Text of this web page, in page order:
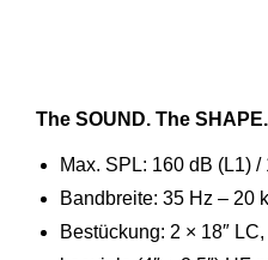
The SOUND. The
Max. SPL: 160 dB (L1)
Bandbreite: 35 Hz – 20
Bestückung: 2 × 18″ LC,